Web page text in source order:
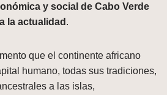
y social de Cabo Verde
la actualidad .
que el continente africano
humano, todas sus tradiciones,
a las islas,